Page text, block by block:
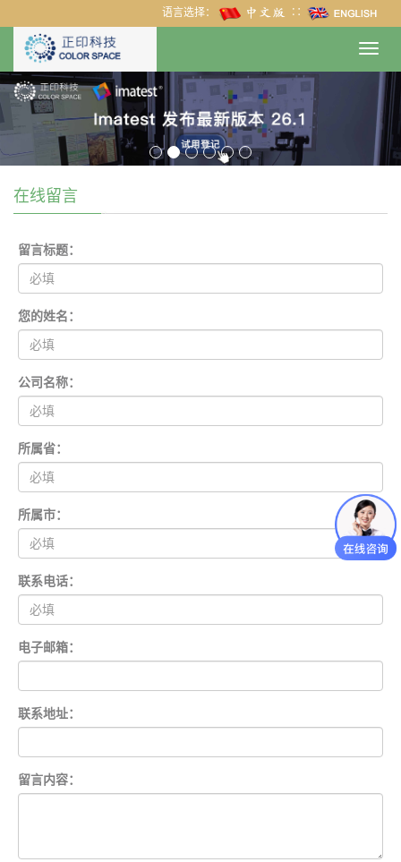
语言选择： ∷
在线留言
留言标题：
您的姓名：
公司名称：
所属省：
所属市：
联系电话：
电子邮箱：
联系地址：
留言内容：